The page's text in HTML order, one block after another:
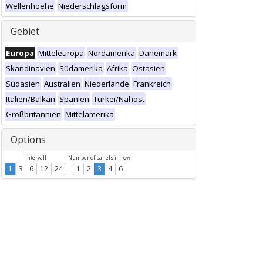
Wellenhoehe Niederschlagsform
Gebiet
Europa Mitteleuropa Nordamerika Dänemark
Skandinavien Südamerika Afrika Ostasien
Südasien Australien Niederlande Frankreich
Italien/Balkan Spanien Türkei/Nahost
Großbritannien Mittelamerika
Options
Intervall
1 3 6 12 24
Number of panels in row
1 2 3 4 6